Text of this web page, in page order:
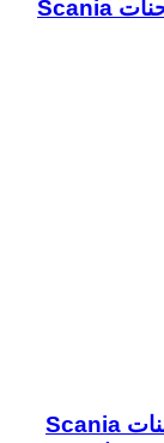
جهاز التدفئة Incalzitor de Apa لـ الشاحنات Scania
جهاز التدفئة Încălzitor de aer لـ الشاحنات Scania